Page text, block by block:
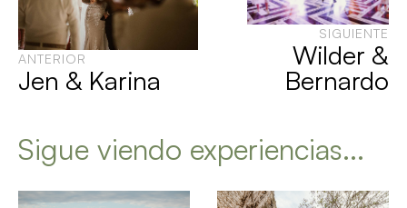
ANTERIOR
Jen & Karina
SIGUIENTE
Wilder &
Bernardo
Sigue viendo experiencias...